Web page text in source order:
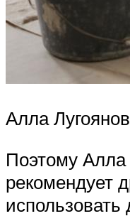
Алла
Поэтому Алла
рекомендует